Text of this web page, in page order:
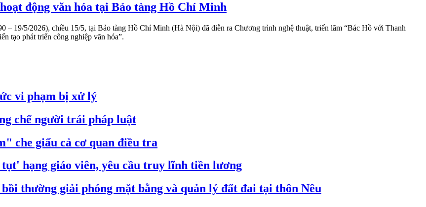
động văn hóa tại Bảo tàng Hồ Chí Minh
19/5/2026), chiều 15/5, tại Bảo tàng Hồ Chí Minh (Hà Nội) đã diễn ra Chương trình nghệ thuật, triển lãm “Bác Hồ với Thanh
tạo phát triển công nghiệp văn hóa”.
vi phạm bị xử lý
chế người trái pháp luật
che giấu cả cơ quan điều tra
hạng giáo viên, yêu cầu truy lĩnh tiền lương
thường giải phóng mặt bằng và quản lý đất đai tại thôn Nêu